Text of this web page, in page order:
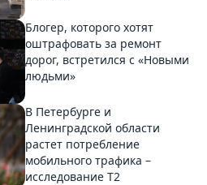
Блогер, которого хотят
оштрафовать за ремонт
дорог, встретился с «Новыми
людьми»
В Петербурге и
Ленинградской области
растет потребление
мобильного трафика –
исследование T2